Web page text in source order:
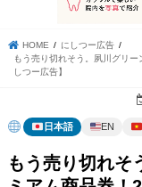
HOME
にしつー広告
もう売り切れそう。夙川グリ
しつー広告】
日本語 EN
もう売り切れそ